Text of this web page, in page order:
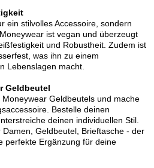
ein stilvolles Accessoire, sondern
ist vegan und überzeugt
und Robustheit. Zudem ist
was ihn zu einem
Lebenslagen macht.
Geldbeutel
Geldbeutels und mache
Bestelle deinen
deinen individuellen Stil.
Geldbeutel, Brieftasche - der
perfekte Ergänzung für deine